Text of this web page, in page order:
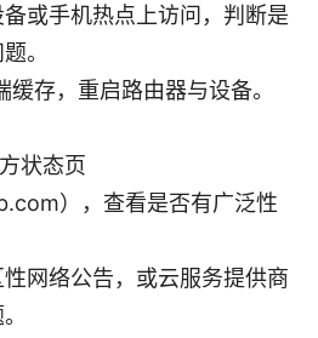
或手机热点上访问，判断是
。
存，重启路由器与设备。
状态页
），查看是否有广泛性
网络公告，或云服务提供商